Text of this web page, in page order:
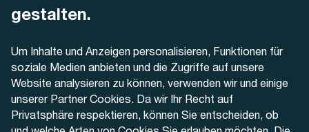
gestalten.
Um Inhalte und Anzeigen personalisieren, Funktionen für
soziale Medien anbieten und die Zugriffe auf unsere
Website analysieren zu können, verwenden wir und einige
unserer Partner Cookies. Da wir Ihr Recht auf
Privatsphäre respektieren, können Sie entscheiden, ob
4500 Solothurn
+41 32 622 37 22
Kontaktformular